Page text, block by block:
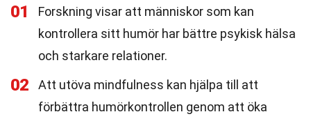
01
Forskning visar att människor som kan
kontrollera sitt humör har bättre psykisk hälsa
och starkare relationer.
02
Att utöva mindfulness kan hjälpa till att
förbättra humörkontrollen genom att öka